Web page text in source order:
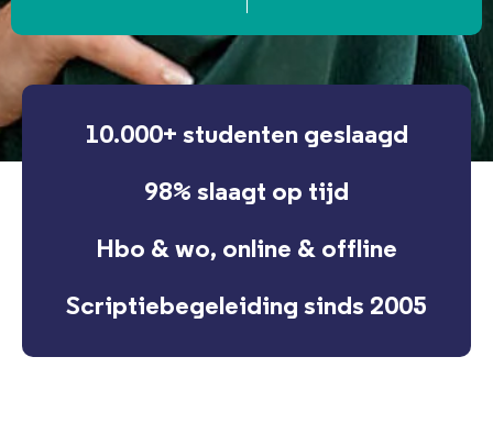
10.000+ studenten geslaagd
98% slaagt op tijd
Hbo & wo, online & offline
Scriptiebegeleiding sinds 2005